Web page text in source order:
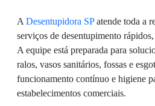
A Desentupidora SPatende toda a
serviços de desentupimento
A equipe está preparada para
ralos, vasos sanitários, fossas e
funcionamento contínuo e higiene
estabelecimentos comerciais.